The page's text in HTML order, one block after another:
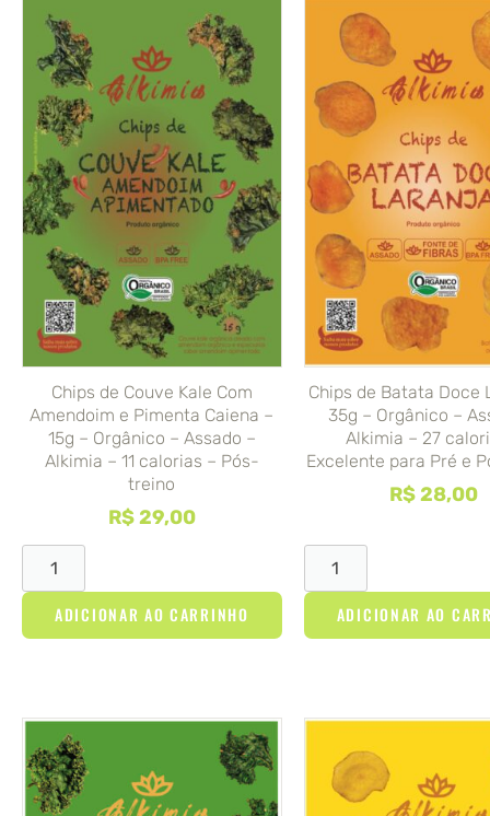
Chips de Couve Kale Com
Amendoim e Pimenta Caiena –
15g – Orgânico – Assado –
Alkimia – 11 calorias – Pós-
treino
R$29,00
ADICIONAR AO CARRINHO
Chips de Batata Doce
35g – Orgânico –
Alkimia – 27
Excelente para Pré e
R$28,00
ADICIONAR AO